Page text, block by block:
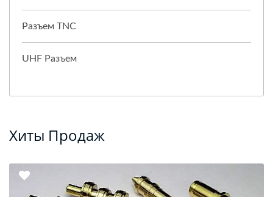
Разъем TNC
UHF Разъем
Хиты Продаж